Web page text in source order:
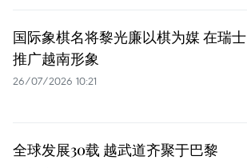
国际象棋名将黎光廉以棋为媒 在瑞士
推广越南形象
26/07/2026 10:21
全球发展30载 越武道齐聚于巴黎